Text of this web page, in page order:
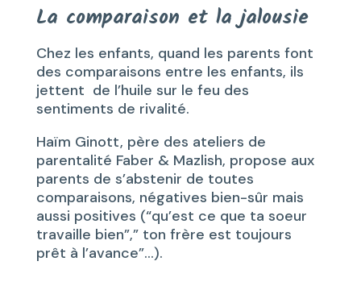
La comparaison et la jalousie
Chez les enfants, quand les parents font
des comparaisons entre les enfants, ils
jettent de l’huile sur le feu des
sentiments de rivalité.
Haïm Ginott, père des ateliers de
parentalité Faber & Mazlish, propose aux
parents de s’abstenir de toutes
comparaisons, négatives bien-sûr mais
aussi positives (“qu’est ce que ta soeur
travaille bien”,” ton frère est toujours
prêt à l’avance”…).